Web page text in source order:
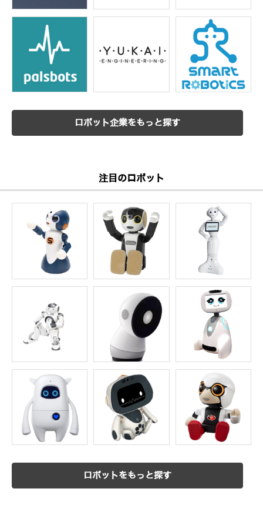
ロボット企業をもっと探す
注目のロボット
ロボットをもっと探す